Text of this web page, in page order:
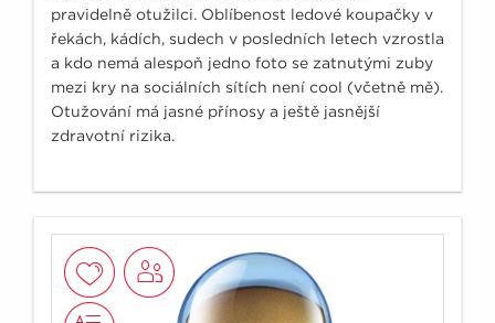
pravidelně otužilci. Oblíbenost ledové koupačky v
řekách, kádích, sudech v posledních letech vzrostla
a kdo nemá alespoň jedno foto se zatnutými zuby
mezi kry na sociálních sítích není cool (včetně mě).
Otužování má jasné přínosy a ještě jasnější
zdravotní rizika.